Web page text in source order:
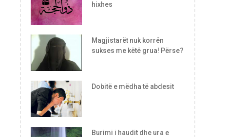
hixhes
Magjistarët nuk korrën
sukses me këtë grua! Përse?
Dobitë e mëdha të abdesit
Burimi i haudit dhe ura e